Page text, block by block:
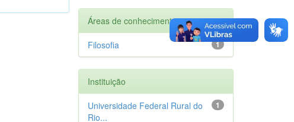
Áreas de conhecimento
1
Filosofia
Instituição
1
Universidade Federal Rural do
Rio...